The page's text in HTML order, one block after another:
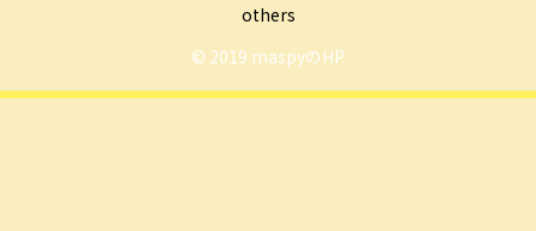
others
© 2019 maspyのHP.